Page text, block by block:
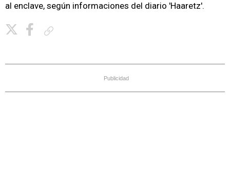
al enclave, según informaciones del diario 'Haaretz'.
Publicidad